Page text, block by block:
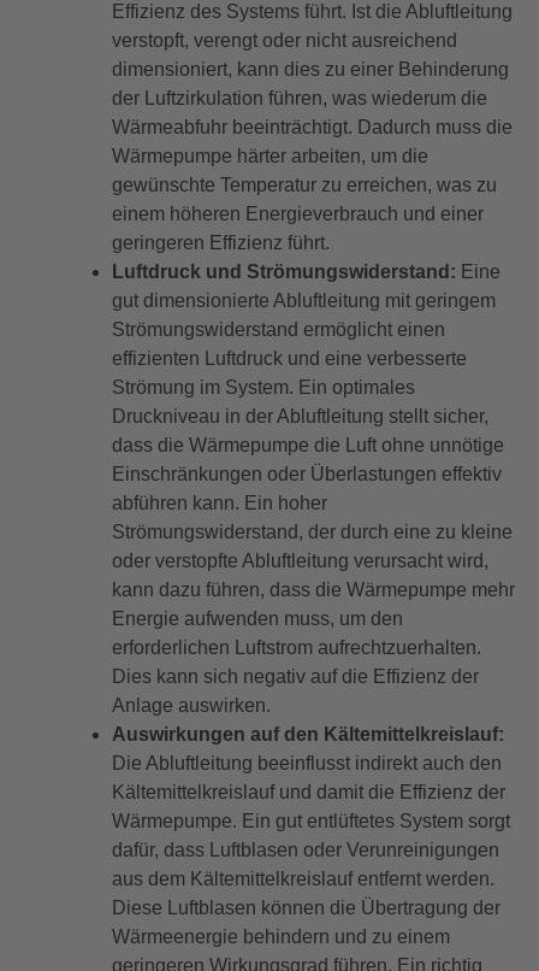
Effizienz des Systems führt. Ist die Abluftleitung
verstopft, verengt oder nicht ausreichend
dimensioniert, kann dies zu einer Behinderung
der Luftzirkulation führen, was wiederum die
Wärmeabfuhr beeinträchtigt. Dadurch muss die
Wärmepumpe härter arbeiten, um die
gewünschte Temperatur zu erreichen, was zu
einem höheren Energieverbrauch und einer
geringeren Effizienz führt.
Luftdruck und Strömungswiderstand: Eine
gut dimensionierte Abluftleitung mit geringem
Strömungswiderstand ermöglicht einen
effizienten Luftdruck und eine verbesserte
Strömung im System. Ein optimales
Druckniveau in der Abluftleitung stellt sicher,
dass die Wärmepumpe die Luft ohne unnötige
Einschränkungen oder Überlastungen effektiv
abführen kann. Ein hoher
Strömungswiderstand, der durch eine zu kleine
oder verstopfte Abluftleitung verursacht wird,
kann dazu führen, dass die Wärmepumpe mehr
Energie aufwenden muss, um den
erforderlichen Luftstrom aufrechtzuerhalten.
Dies kann sich negativ auf die Effizienz der
Anlage auswirken.
Auswirkungen auf den Kältemittelkreislauf:
Die Abluftleitung beeinflusst indirekt auch den
Kältemittelkreislauf und damit die Effizienz der
Wärmepumpe. Ein gut entlüftetes System sorgt
dafür, dass Luftblasen oder Verunreinigungen
aus dem Kältemittelkreislauf entfernt werden.
Diese Luftblasen können die Übertragung der
Wärmeenergie behindern und zu einem
geringeren Wirkungsgrad führen. Ein richtig